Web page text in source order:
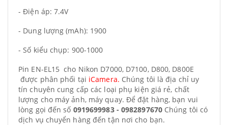
- Điện áp: 7.4V
- Dung lượng (mAh): 1900
- Số kiểu chụp: 900-1000
Pin EN-EL15 cho Nikon D7000, D7100, D800, D800E
được phân phối tại iCamera. Chúng tôi là địa chỉ uy
tín chuyên cung cấp các loại phụ kiện giá rẻ, chất
lượng cho máy ảnh, máy quay. Để đặt hàng, bạn vui
lòng gọi đến số 0919699983 - 0982897670 Chúng tôi có
dịch vụ chuyển hàng đến tận nơi cho bạn.